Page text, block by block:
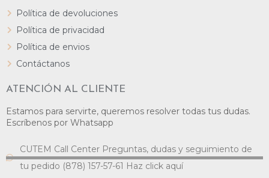
Política de devoluciones
Política de privacidad
Política de envios
Contáctanos
ATENCIÓN AL CLIENTE
Estamos para servirte, queremos resolver todas tus dudas.
Escríbenos por Whatsapp
CUTEM Call Center Preguntas, dudas y seguimiento de
tu pedido (878) 157-57-61 Haz click aquí